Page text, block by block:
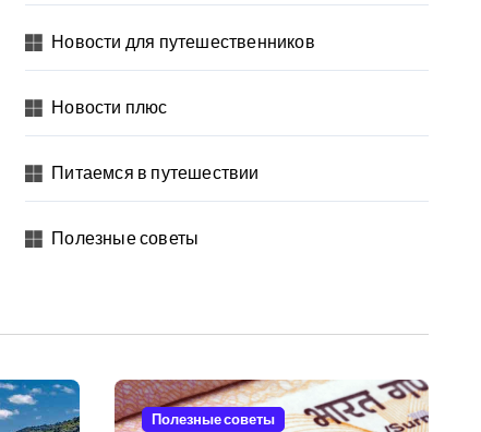
Новости для путешественников
Новости плюс
Питаемся в путешествии
Полезные советы
Полезные советы